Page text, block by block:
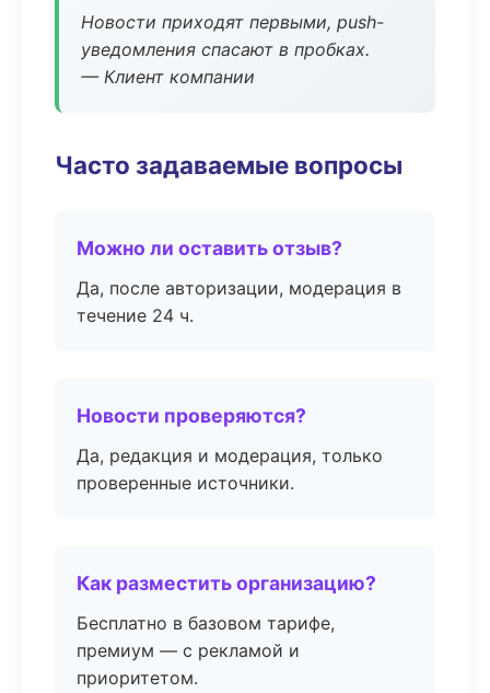
Новости приходят первыми, push-
уведомления спасают в пробках.
— Клиент компании
Часто задаваемые вопросы
Можно ли оставить отзыв?
Да, после авторизации, модерация в
течение 24 ч.
Новости проверяются?
Да, редакция и модерация, только
проверенные источники.
Как разместить организацию?
Бесплатно в базовом тарифе,
премиум — с рекламой и
приоритетом.